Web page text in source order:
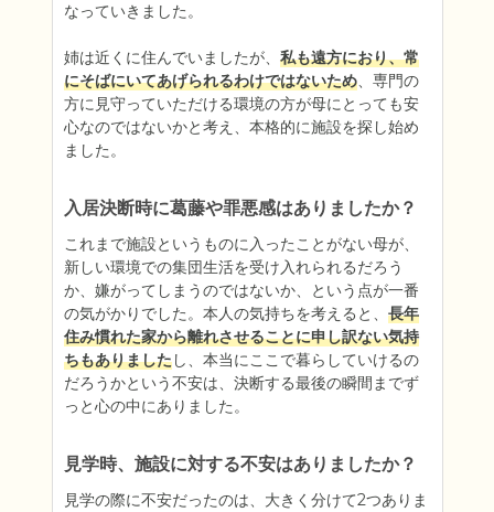
なっていきました。
姉は近くに住んでいましたが、 私も遠方におり、常
にそばにいてあげられるわけではないため、専門の
方に見守っていただける環境の方が母にとっても安
心なのではないかと考え、本格的に施設を探し始め
ました。
入居決断時に葛藤や罪悪感はありましたか？
これまで施設というものに入ったことがない母が、
新しい環境での集団生活を受け入れられるだろう
か、嫌がってしまうのではないか、という点が一番
の気がかりでした。本人の気持ちを考えると、 長年
住み慣れた家から離れさせることに申し訳ない気持
ちもありましたし、本当にここで暮らしていけるの
だろうかという不安は、決断する最後の瞬間までず
っと心の中にありました。
見学時、施設に対する不安はありましたか？
見学の際に不安だったのは、大きく分けて2つありま